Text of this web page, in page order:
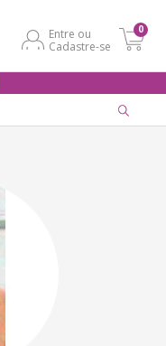
Entre ou
Cadastre-se
0